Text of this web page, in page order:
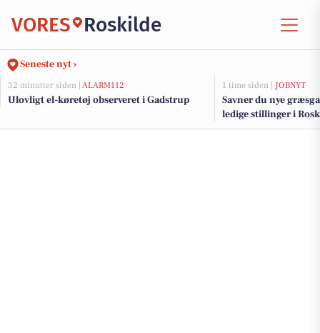
VORES Roskilde
Seneste nyt ›
32 minutter siden | ALARM112
Ulovligt el-køretøj observeret i Gadstrup
1 time siden | JOBNYT
Savner du nye
ledige stillinger i